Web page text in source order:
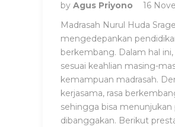
by Agus Priyono
16
Madrasah Nurul Huda
mengedepankan
berkembang. Dalam hal
sesuai keahlian masing-
kemampuan madrasah.
kerjasama, rasa
sehingga bisa menunjukan
dibanggakan. Berikut